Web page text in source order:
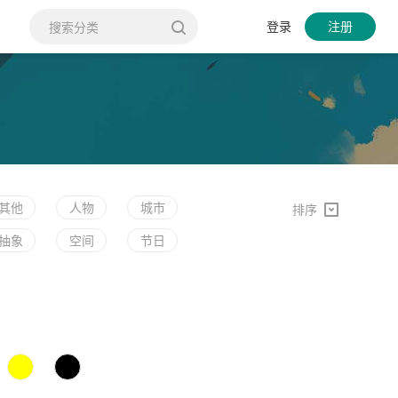
登录 注册
他 人物 城市
象 空间 节日
排序